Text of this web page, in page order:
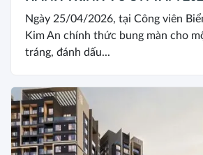
Ngày 25/04/2026, tại Công viên
Kim An chính thức bung màn cho
tráng, đánh dấu...